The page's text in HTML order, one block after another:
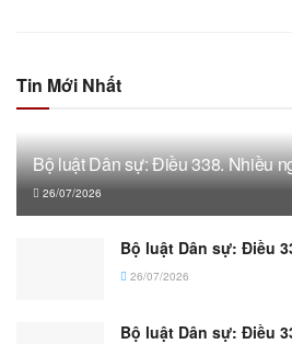
Tin Mới Nhất
Bộ luật Dân sự: Điều 338. Nhiều
26/07/2026
Bộ luật Dân sự: Điều
26/07/2026
Bộ luật Dân sự: Điều